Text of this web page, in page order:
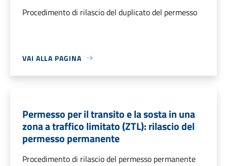
Procedimento di rilascio del duplicato del permesso
VAI ALLA PAGINA
Permesso per il transito e la sosta in una
zona a traffico limitato (ZTL): rilascio del
permesso permanente
Procedimento di rilascio del permesso permanente